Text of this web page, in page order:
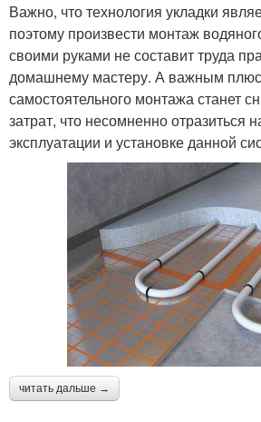
Важно, что технология укладки
поэтому произвести монтаж
своими руками не составит труда
домашнему мастеру. А важным
самостоятельного монтажа станет
затрат, что несомненно отразиться
эксплуатации и установке данной
читать дальше →